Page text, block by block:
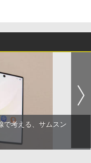
で考える、サムスン